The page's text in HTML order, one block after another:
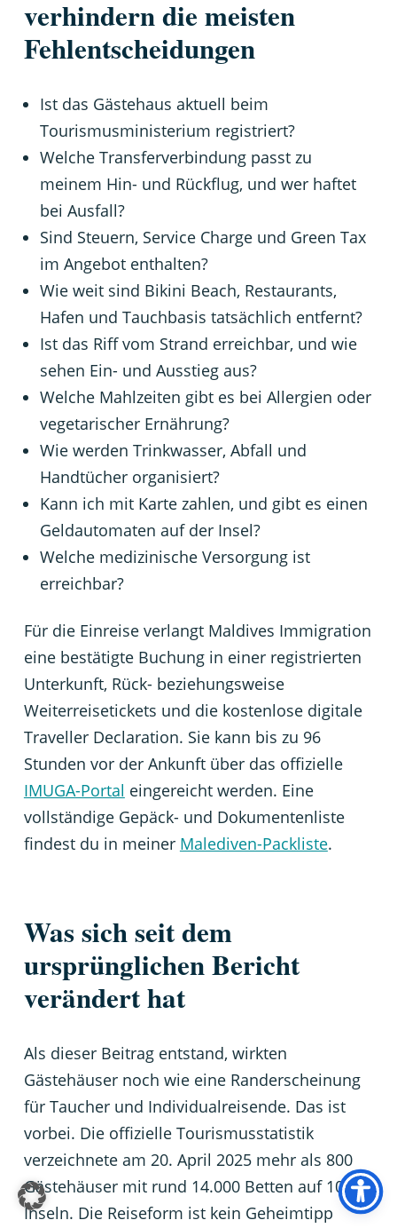
verhindern die meisten
Fehlentscheidungen
Ist das Gästehaus aktuell beim
Tourismusministerium registriert?
Welche Transferverbindung passt zu
meinem Hin- und Rückflug, und wer haftet
bei Ausfall?
Sind Steuern, Service Charge und Green Tax
im Angebot enthalten?
Wie weit sind Bikini Beach, Restaurants,
Hafen und Tauchbasis tatsächlich entfernt?
Ist das Riff vom Strand erreichbar, und wie
sehen Ein- und Ausstieg aus?
Welche Mahlzeiten gibt es bei Allergien oder
vegetarischer Ernährung?
Wie werden Trinkwasser, Abfall und
Handtücher organisiert?
Kann ich mit Karte zahlen, und gibt es einen
Geldautomaten auf der Insel?
Welche medizinische Versorgung ist
erreichbar?
Für die Einreise verlangt Maldives Immigration
eine bestätigte Buchung in einer registrierten
Unterkunft, Rück- beziehungsweise
Weiterreisetickets und die kostenlose digitale
Traveller Declaration. Sie kann bis zu 96
Stunden vor der Ankunft über das offizielle
IMUGA-Portal eingereicht werden. Eine
vollständige Gepäck- und Dokumentenliste
findest du in meiner Malediven-Packliste.
Was sich seit dem
ursprünglichen Bericht
verändert hat
Als dieser Beitrag entstand, wirkten
Gästehäuser noch wie eine Randerscheinung
für Taucher und Individualreisende. Das ist
vorbei. Die offizielle Tourismusstatistik
verzeichnete am 20. April 2025 mehr als 800
Gästehäuser mit rund 14.000 Betten auf 108
Inseln. Die Reiseform ist kein Geheimtipp